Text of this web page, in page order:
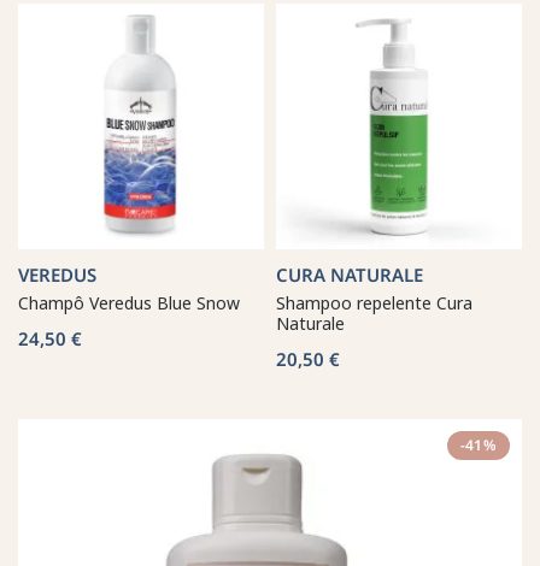
VEREDUS
Champô Veredus Blue Snow
24,50 €
CURA NATURALE
Shampoo repelente Cura
Naturale
20,50 €
-41%